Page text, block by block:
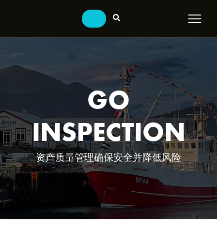
GO
INSPECTION
资产质量管理确保安全并降低风险